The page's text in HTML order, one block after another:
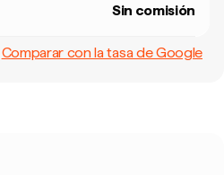
Sin comisión
Comparar con la tasa de Google